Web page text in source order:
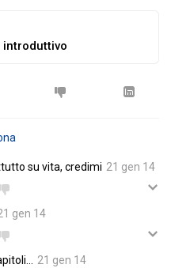
introduttivo
su vita, credimi 21 gen 14
gen 14
21 gen 14